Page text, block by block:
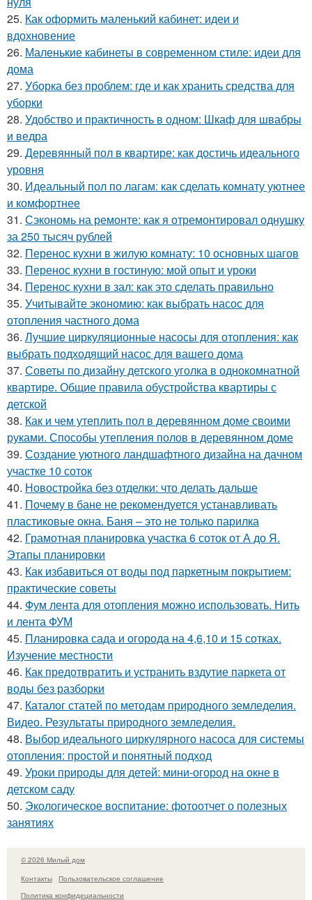
25. Как оформить маленький кабинет: идеи и
вдохновение
26. Маленькие кабинеты в современном стиле: идеи для
дома
27. Уборка без проблем: где и как хранить средства для
уборки
28. Удобство и практичность в одном: Шкаф для швабры
и ведра
29. Деревянный пол в квартире: как достичь идеального
уровня
30. Идеальный пол по лагам: как сделать комнату уютнее
и комфортнее
31. Сэкономь на ремонте: как я отремонтировал однушку
за 250 тысяч рублей
32. Перенос кухни в жилую комнату: 10 основных шагов
33. Перенос кухни в гостиную: мой опыт и уроки
34. Перенос кухни в зал: как это сделать правильно
35. Учитывайте экономию: как выбрать насос для
отопления частного дома
36. Лучшие циркуляционные насосы для отопления: как
выбрать подходящий насос для вашего дома
37. Советы по дизайну детского уголка в однокомнатной
квартире. Общие правила обустройства квартиры с
детской
38. Как и чем утеплить пол в деревянном доме своими
руками. Способы утепления полов в деревянном доме
39. Создание уютного ландшафтного дизайна на дачном
участке 10 соток
40. Новостройка без отделки: что делать дальше
41. Почему в бане не рекомендуется устанавливать
пластиковые окна. Баня – это не только парилка
42. Грамотная планировка участка 6 соток от А до Я.
Этапы планировки
43. Как избавиться от воды под паркетным покрытием:
практические советы
44. Фум лента для отопления можно использовать. Нить
и лента ФУМ
45. Планировка сада и огорода на 4,6,10 и 15 сотках.
Изучение местности
46. Как предотвратить и устранить вздутие паркета от
воды без разборки
47. Каталог статей по методам природного земледелия.
Видео. Результаты природного земледелия.
48. Выбор идеального циркулярного насоса для системы
отопления: простой и понятный подход
49. Уроки природы для детей: мини-огород на окне в
детском саду
50. Экологическое воспитание: фотоотчет о полезных
занятиях
© 2026 Милый дом
Контакты
Пользовательское соглашение
Политика конфидециальности